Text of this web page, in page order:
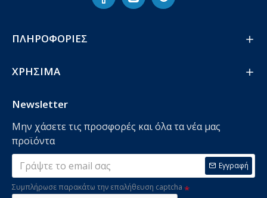
ΠΛΗΡΟΦΟΡΙΕΣ
ΧΡΗΣΙΜΑ
Newsletter
Μην χάσετε τις προσφορές και όλα τα νέα μας
προϊόντα
Εγγραφή
Συμπλήρωσε παρακάτω την επαλήθευση captcha